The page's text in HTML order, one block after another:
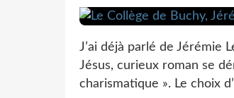
J’ai déjà parlé de Jérémie
Jésus, curieux roman se
charismatique ». Le choix